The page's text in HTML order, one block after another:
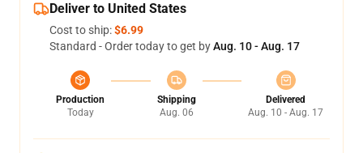
Deliver to United States
Cost to ship:$6.99
Standard - Order today to get byAug. 10 - Aug. 17
Production
Today
Shipping
Aug. 06
Delivered
Aug. 10 - Aug. 17